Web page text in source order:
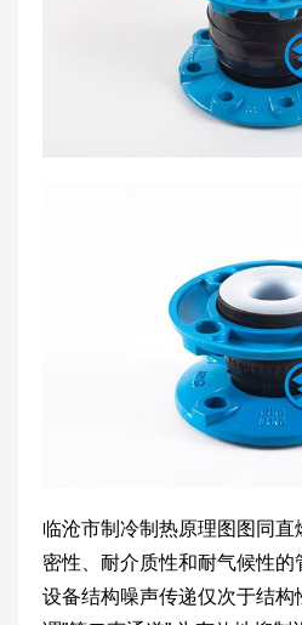
临沧市制冷制热原理图图同
密性、耐介质性和耐气候性
设备结构噪声传递仅次于结